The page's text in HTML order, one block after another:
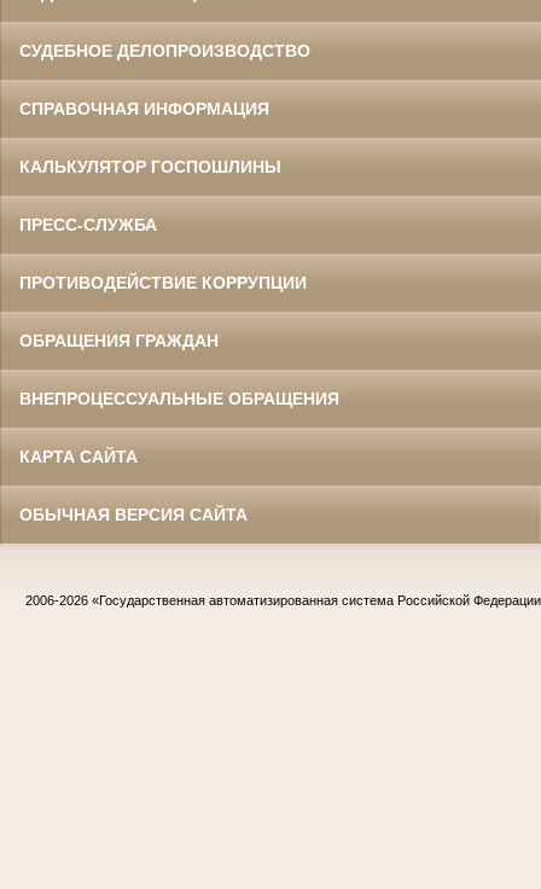
СУДЕБНОЕ ДЕЛОПРОИЗВОДСТВО
СПРАВОЧНАЯ ИНФОРМАЦИЯ
КАЛЬКУЛЯТОР ГОСПОШЛИНЫ
ПРЕСС-СЛУЖБА
ПРОТИВОДЕЙСТВИЕ КОРРУПЦИИ
ОБРАЩЕНИЯ ГРАЖДАН
ВНЕПРОЦЕССУАЛЬНЫЕ ОБРАЩЕНИЯ
КАРТА САЙТА
ОБЫЧНАЯ ВЕРСИЯ САЙТА
2006-2026 «Государственная автоматизированная система Российской